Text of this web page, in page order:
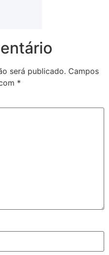
será publicado. Campos
*